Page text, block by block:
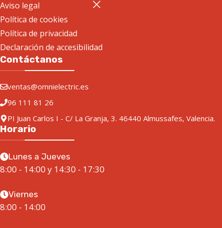
Aviso legal
Política de cookies
Política de privacidad
Declaración de accesibilidad
Contáctanos
ventas@omnielectric.es
96 111 81 26
PI Juan Carlos I - C/ La Granja, 3. 46440 Almussafes, Valencia.
Horario
Lunes a Jueves
8:00 - 14:00 y 14:30 - 17:30
Viernes
8:00 - 14:00